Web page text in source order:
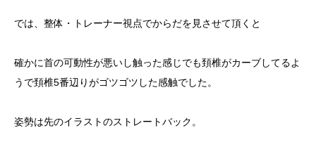
では、整体・トレーナー視点でからだを見させて頂くと
確かに首の可動性が悪いし触った感じでも頚椎がカーブしてるよ
うで頚椎5番辺りがゴツゴツした感触でした。
姿勢は先のイラストのストレートバック。